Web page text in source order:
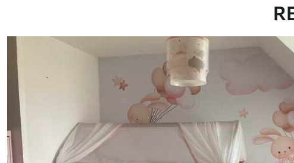
Número de artículo u95399
Producción Impreso bajo pedido y entregado
Disponible con recubrimiento de
Limpieza
Se puede limpiar suavemente
con recubrimiento de barniz